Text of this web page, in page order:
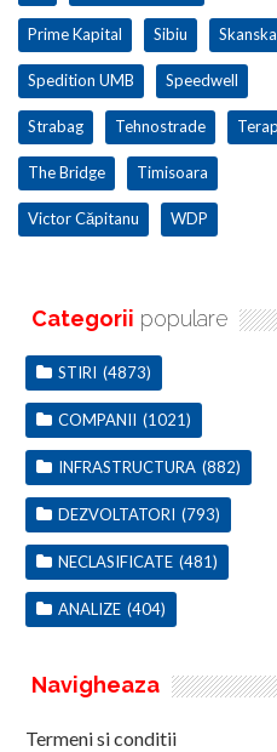
Prime Kapital Sibiu Skanska
Spedition UMB Speedwell
Strabag Tehnostrade
The Bridge Timisoara
Victor Căpitanu WDP
Categorii populare
STIRI (4873)
COMPANII (1021)
INFRASTRUCTURA (882)
DEZVOLTATORI (793)
NECLASIFICATE (481)
ANALIZE (404)
Navigheaza
Termeni si conditii